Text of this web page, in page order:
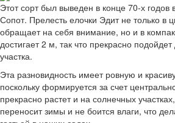
Этот сорт был выведен в конце 70-х годов
Сопот. Прелесть елочки Эдит не только в
обращает на себя внимание, но и в
достигает 2 м, так что прекрасно
участка.
Эта разновидность имеет ровную и
поскольку формируется за счет
прекрасно растет и на солнечных
переносит зимы и не боится влаги, что